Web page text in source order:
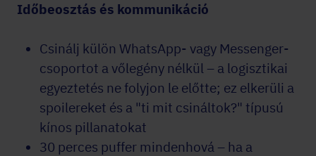
Időbeosztás és kommunikáció
Csinálj külön WhatsApp- vagy Messenger-
csoportot a vőlegény nélkül – a logisztikai
egyeztetés ne folyjon le előtte; ez elkerüli a
spoilereket és a "ti mit csináltok?" típusú
kínos pillanatokat
30 perces puffer mindenhová – ha a